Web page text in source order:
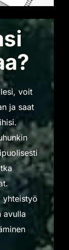
voit
ja saat
yhteistyö
avulla